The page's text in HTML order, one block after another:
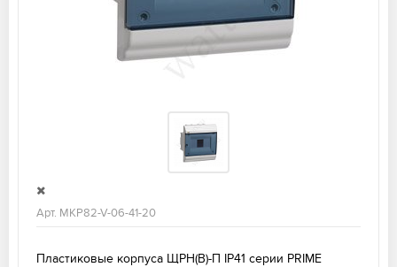
Арт. MKP82-V-06-41-20
Пластиковые корпуса ЩРН(В)-П IP41 серии PRIME